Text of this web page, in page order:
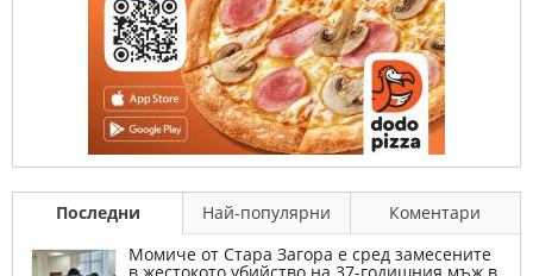
Последни Най-популярни
Коментари
Момиче от Стара Загора е сред замесените